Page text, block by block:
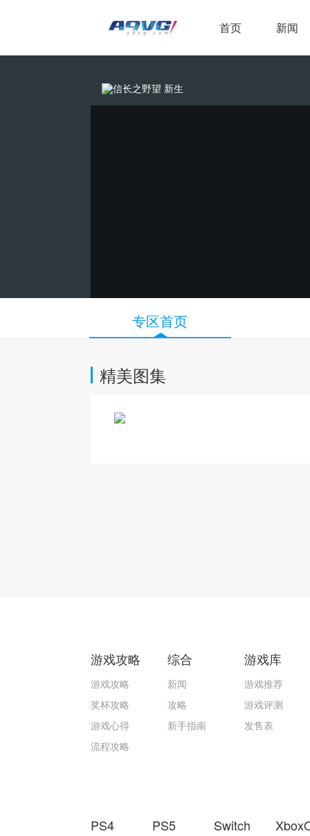
首页 新闻
专区首页
精美图集
游戏攻略
游戏攻略
奖杯攻略
游戏心得
流程攻略
综合
新闻
攻略
新手指南
游戏库
游戏推荐
游戏评测
发售表
PS4 PS5 Switch